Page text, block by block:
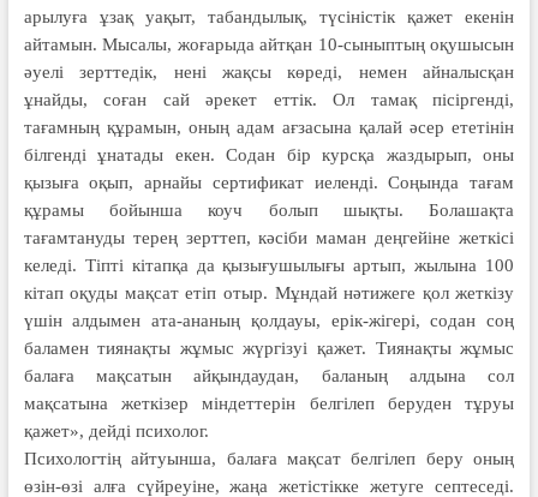
арылуға ұзақ уақыт, табандылық, түсіністік қажет екенін
айтамын. Мысалы, жоғарыда айтқан 10-сыныптың оқушысын
әуелі зерттедік, нені жақсы көреді, немен айналысқан
ұнайды, соған сай әрекет еттік. Ол тамақ пісіргенді,
тағамның құ­ра­­мын, оның адам ағзасына қалай әсер ете­тінін
білгенді ұнатады екен. Содан бір курсқа жаздырып, оны
қызыға оқып, арнайы сертификат иеленді. Соңында тағам
құрамы бойынша коуч болып шық­ты. Болашақта
тағамтануды терең зерт­теп, кәсіби маман деңгейіне жеткісі
келе­ді. Тіпті кітапқа да қызығушылығы артып, жылына 100
кітап оқуды мақсат етіп отыр. Мұндай нәтижеге қол жеткізу
үшін алдымен ата-ананың қолдауы, ерік-жігері, содан соң
баламен тиянақты жұмыс жүр­гізуі қажет. Тиянақты жұмыс
балаға мақ­са­тын айқындаудан, баланың алдына сол
мақсатына жеткізер мін­дет­терін белгілеп беруден тұруы
қажет», дейді психолог.
Психологтің айтуынша, балаға мақсат белгілеп беру оның
өзін-өзі алға сүйреуіне, жаңа жетістікке жетуге септеседі.